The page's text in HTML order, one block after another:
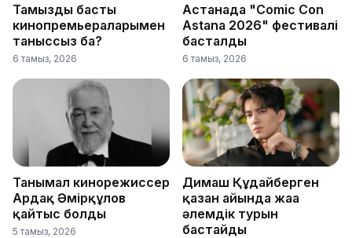
Тамыздың басты
кинопремьераларымен
таныссыз ба?
6 тамыз, 2026
Астанада "Comic Con
Astana 2026" фестивалі
басталды
6 тамыз, 2026
Танымал кинорежиссер
Ардақ Әмірқұлов
қайтыс болды
5 тамыз, 2026
Димаш Құдайберген
қазан айында жаңа
әлемдік турын
бастайды